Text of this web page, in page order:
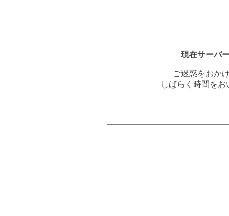
現在サーバ
ご迷惑をおか
しばらく時間を